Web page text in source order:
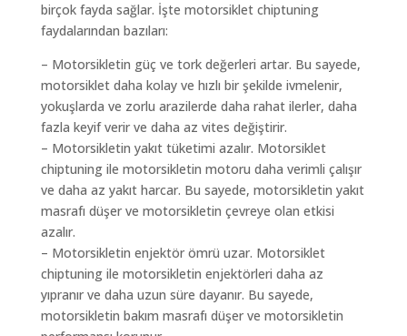
birçok fayda sağlar. İşte motorsiklet chiptuning
faydalarından bazıları:
– Motorsikletin güç ve tork değerleri artar. Bu sayede,
motorsiklet daha kolay ve hızlı bir şekilde ivmelenir,
yokuşlarda ve zorlu arazilerde daha rahat ilerler, daha
fazla keyif verir ve daha az vites değiştirir.
– Motorsikletin yakıt tüketimi azalır. Motorsiklet
chiptuning ile motorsikletin motoru daha verimli çalışır
ve daha az yakıt harcar. Bu sayede, motorsikletin yakıt
masrafı düşer ve motorsikletin çevreye olan etkisi
azalır.
– Motorsikletin enjektör ömrü uzar. Motorsiklet
chiptuning ile motorsikletin enjektörleri daha az
yıpranır ve daha uzun süre dayanır. Bu sayede,
motorsikletin bakım masrafı düşer ve motorsikletin